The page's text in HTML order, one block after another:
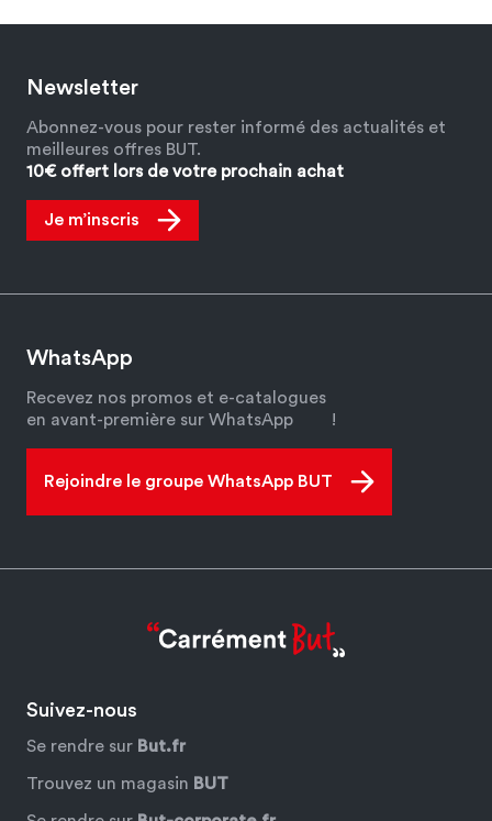
Newsletter
Abonnez-vous pour rester informé des actualités et
meilleures offres BUT.
10€ offert lors de votre prochain achat
Je m’inscris
WhatsApp
Recevez nos promos et e-catalogues
en avant-première sur WhatsApp
!
Rejoindre le groupe WhatsApp BUT
Suivez-nous
Se rendre sur But.fr
Trouvez un magasin BUT